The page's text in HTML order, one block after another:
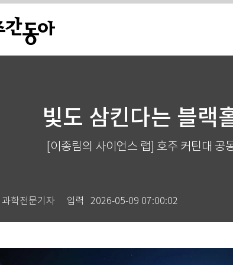
빛도 삼킨다는 블랙
[이종림의 사이언스 랩] 호주 커틴대 공
학전문기자 입력 2026-05-09 07:00:02